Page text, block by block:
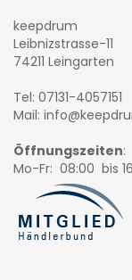
keepdrum
Leibnizstrasse-11
74211 Leingarten
Tel: 07131-4057151
Mail:
Öffnungszeiten:
Mo-Fr: 08:00 bis